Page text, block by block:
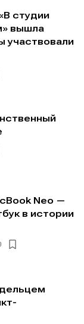
студии
вышла
участвовали
Neo —
в истории